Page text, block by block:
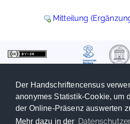
Der Handschriftencensus
anonymes Statistik-Cookie, um
der Online-Präsenz auswerten
Mehr dazu in der
Mitteilung